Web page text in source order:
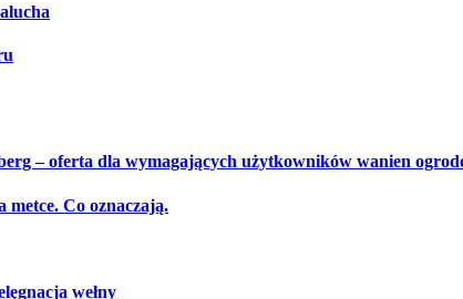
– oferta dla wymagających użytkowników wanien
Co oznaczają.
wełny